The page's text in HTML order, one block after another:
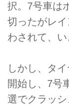
択。7号車は
切ったがレ
わされて、い
しかし、タ
開始し、7号
選でクラッ